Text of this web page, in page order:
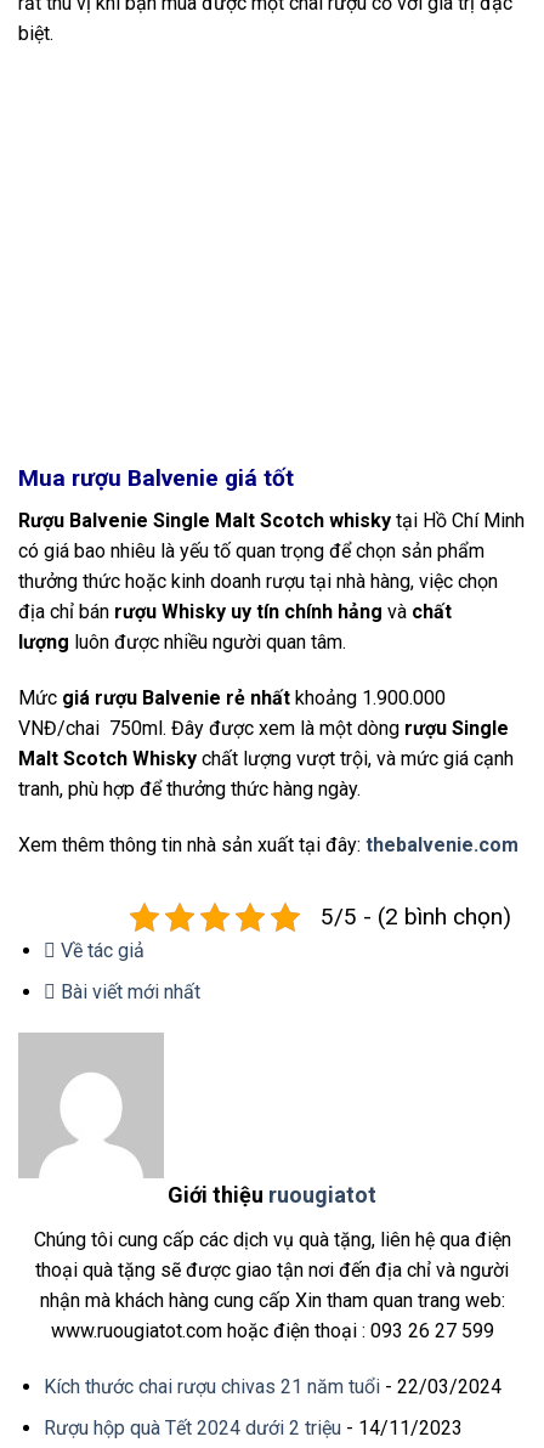
biệt.
Mua rượu Balvenie giá tốt
Rượu Balvenie Single Malt Scotch whisky tại Hồ Chí Minh
có giá bao nhiêu là yếu tố quan trọng để chọn sản phẩm
thưởng thức hoặc kinh doanh rượu tại nhà hàng, việc chọn
địa chỉ bán rượu Whisky uy tín chính hảng và chất
lượng luôn được nhiều người quan tâm.
Mức giá rượu Balvenie rẻ nhất khoảng 1.900.000
VNĐ/chai 750ml. Đây được xem là một dòng rượu Single
Malt Scotch Whisky chất lượng vượt trội, và mức giá cạnh
tranh, phù hợp để thưởng thức hàng ngày.
Xem thêm thông tin nhà sản xuất tại đây: thebalvenie.com
5/5 - (2 bình chọn)
Về tác giả
Bài viết mới nhất
Giới thiệu ruougiatot
Chúng tôi cung cấp các dịch vụ quà tặng, liên hệ qua điện
thoại quà tặng sẽ được giao tận nơi đến địa chỉ và người
nhận mà khách hàng cung cấp Xin tham quan trang web:
www.ruougiatot.com hoặc điện thoại : 093 26 27 599
Kích thước chai rượu chivas 21 năm tuổi - 22/03/2024
Rượu hộp quà Tết 2024 dưới 2 triệu - 14/11/2023